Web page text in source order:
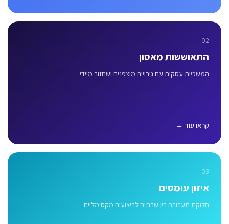
02
התאוששות מאסון
המשכיות עסקית עם גיבויים מוצפנים ושחזור מיידי.
קראו עוד ←
03
איזון עומסים
חלוקת תעבורה בין שרתים לביצועים מקסימליים.